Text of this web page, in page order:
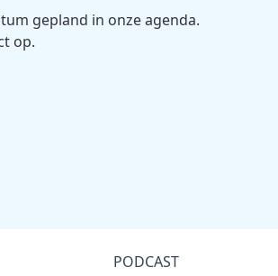
gepland in onze agenda.
op.
PODCAST